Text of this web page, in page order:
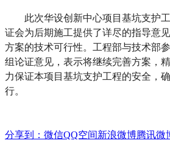
此次华设创新中心项目基坑支护
证会为后期施工提供了详尽的指导意
方案的技术可行性。工程部与技术部
组论证意见，表示将继续完善方案，
力保证本项目基坑支护工程的安全，
行。
分享到： 微信QQ空间新浪微博腾讯微